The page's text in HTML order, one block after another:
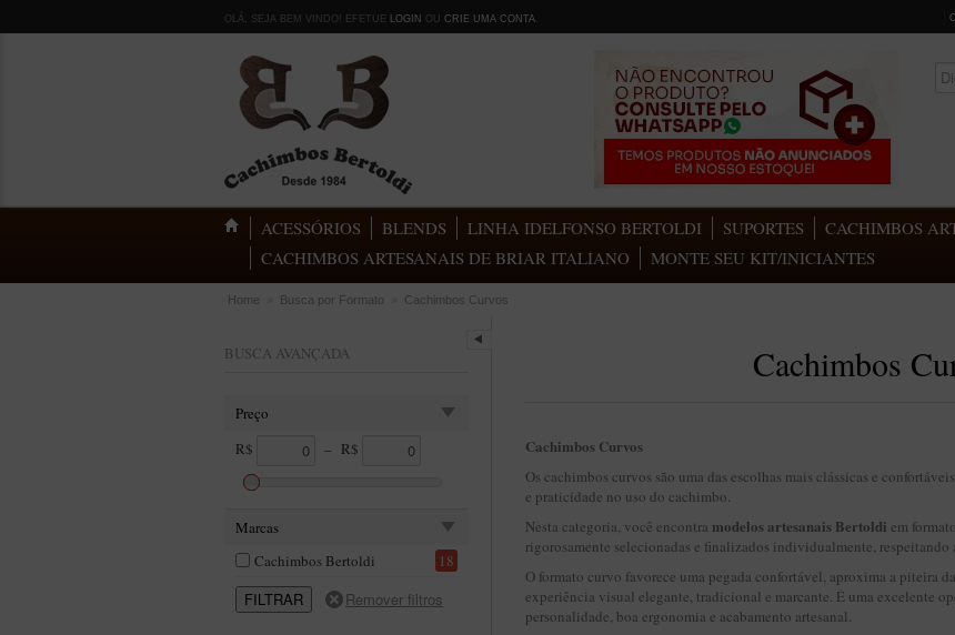
OLÁ, SEJA BEM VINDO! EFETUE LOGIN OU CRIE UMA CONTA.
ACESSÓRIOS BLENDS LINHA IDELFONSO BERTOLDI SUPORTES
CACHIMBOS
CACHIMBOS ARTESANAIS DE BRIAR ITALIANO
MONTE SEU KIT/INICIANTES
Home Busca por Formato Cachimbos Curvos
BUSCA AVANÇADA
Preço
R$
– R$
Marcas
Cachimbos Bertoldi
18
Cachimbos
Cachimbos Curvos
Os cachimbos curvos são uma das escolhas mais clássicas e
e praticidade no uso do cachimbo.
Nesta categoria, você encontra modelos artesanais Bertoldi em
rigorosamente selecionadas e finalizados individualmente, respeitando
O formato curvo favorece uma pegada confortável, aproxima a piteira
experiência visual elegante, tradicional e marcante. É uma excelente
personalidade, boa ergonomia e acabamento artesanal.